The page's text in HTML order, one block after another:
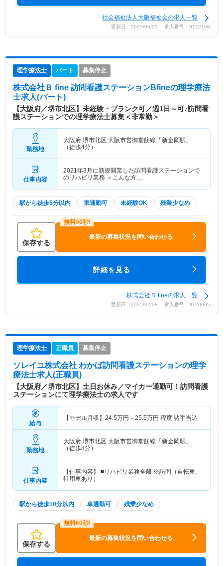
社会福祉法人大阪福祉会の求人一覧
更新日：2025/05/23 求人番号：9122159
理学療法士 パート 募集停止
株式会社Ｂ fine 訪問看護ステーションBfineの理学療法
士求人(パート)
【大阪府／堺市北区】未経験・ブランク可／週1日～可♪訪問看
護ステーションでの理学療法士募集＜非常勤＞
勤務地
大阪府 堺市北区 大阪市営御堂筋線「新金岡駅」
（徒歩4分）
仕事内容
2021年3月に新規開業した訪問看護ステーションで
のリハビリ業務 ＜こんな方…
駅から徒歩5分以内 車通勤可 未経験OK 残業少なめ
保存する
最新の募集状況を問い合わせる
詳細を見る
株式会社Ｂ fineの求人一覧
更新日：2025/02/28 求人番号：9120695
理学療法士 正職員 募集停止
ソレイユ株式会社 わかば訪問看護ステーションの理学
療法士求人(正職員)
【大阪府／堺市北区】土日お休み／マイカー通勤可！訪問看護
ステーションにて理学療法士の求人です
給与
【モデル月収】 24.5万円～25.5万円 程度 諸手当込
勤務地
大阪府 堺市北区 大阪市営御堂筋線「新金岡駅」
（徒歩8分）
仕事内容
【仕事内容】 ■リハビリ業務全般 ※訪問（自転車、
社用車あり）
駅から徒歩10分以内 車通勤可 残業少なめ
保存する
最新の募集状況を問い合わせる